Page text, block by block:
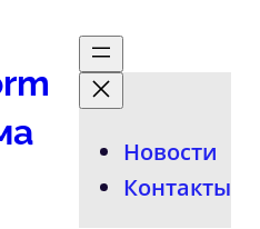
Новости
Контакты